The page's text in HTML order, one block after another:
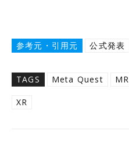
参考元・引用元 公式発表
TAGS Meta Quest MR
XR